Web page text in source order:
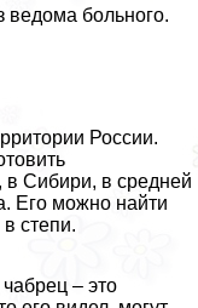
ведома больного.
России.
в Сибири, в средней
Его можно найти
степи.
– это